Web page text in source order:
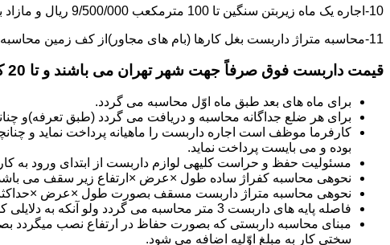
10-اجاره یک ماه زیربتن سنگین تا 100 مترمکعب 9/500/000 ریال و مازاد بر آن هر مترمکعب 85/000 ریال می باشد.
11-محاسبه متراژ داربست بغل کارها (بام های مجاور)از کف زمین محاسبه می گردد.
قیمت داربست فوق صرفاً جهت شهر تهران می باشند و تا 20 کیلومتر خارج از شهر تهران 20% به قیمت های فوق اضافه می گردد.
برای ماه های بعد طبق ماه اوّل محاسبه می گردد.
برای هر ضلع جداگانه محاسبه و دریافت می گردد (طبق تعرفه)و
کارفرما موظف است اجاره داربست را ماهیانه پرداخت نماید و
بوده و می بایست پرداخت نماید.
مسئولیت حفظ و حراست کلیه­ی لوازم داربست از ابتدای ورود به
نحوه­ی محاسبه کفراژ ساده طول ×عرض ×ارتفاع زیر سقف می
نحوه­ی محاسبه متراژ داربست مسقف بصورت طول ×عرض ×حداکثر
فاصله پایه های داربست 3 متر محاسبه می گردد ولو آنکه به دلایلی کمتر از سه متر نصب گردد.
سختی کار به مبلغ اوّلیه اضافه می شود.